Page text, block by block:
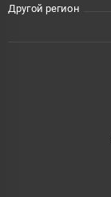
Другой регион